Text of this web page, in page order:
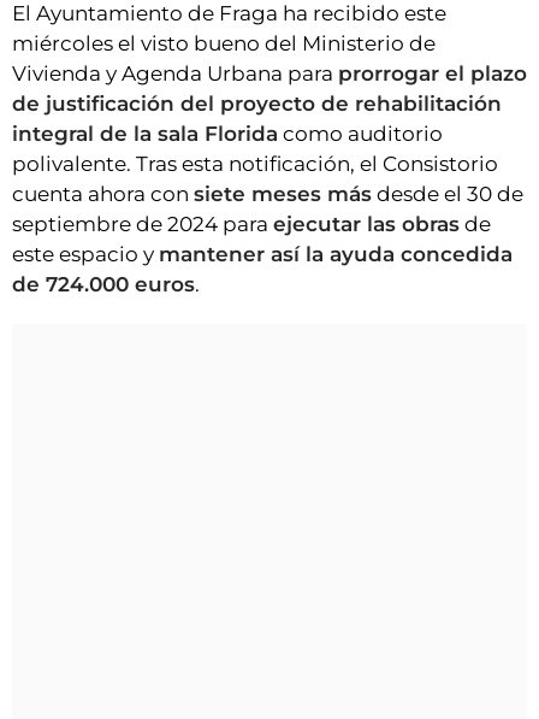
CLUB DEL AMIGO MILITANTE
INICIAR SESIÓN
El Ayuntamiento de Fraga ha recibido este
miércoles el visto bueno del Ministerio de
Vivienda y Agenda Urbana para prorrogar el plazo
de justificación del proyecto de rehabilitación
integral de la sala Florida como auditorio
polivalente. Tras esta notificación, el Consistorio
cuenta ahora con siete meses más desde el 30 de
septiembre de 2024 para ejecutar las obras de
este espacio y mantener así la ayuda concedida
de 724.000 euros.